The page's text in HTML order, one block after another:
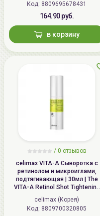
Код: 8809695678431
164.90 руб.
в корзину
/ 0 отзывов
celimax VITA-A Сыворотка с
ретинолом и микроиглами,
подтягивающая | 30мл | The
VITA-A Retinol Shot Tightening
Serum
celimax (Корея)
Код: 8809700320805